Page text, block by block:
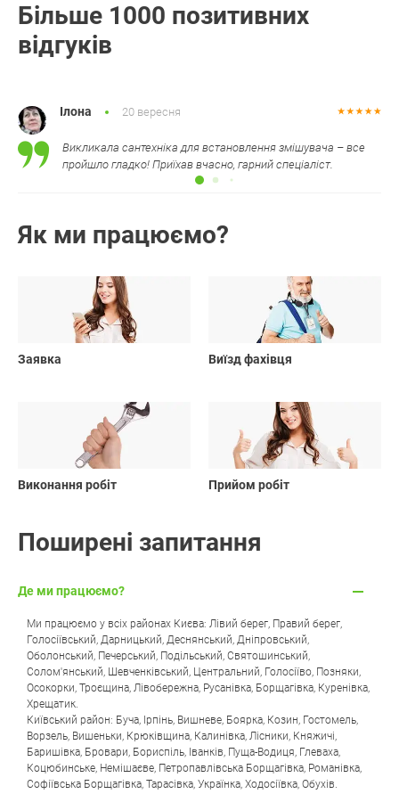
Більше 1000 позитивних
відгуків
Ілона 20 вересня
Викликала сантехніка для встановлення змішувача – все
пройшло гладко! Приїхав вчасно, гарний спеціаліст.
Як ми працюємо?
Заявка Виїзд фахівця
Виконання робіт Прийом робіт
Поширені запитання
Де ми працюємо?
Ми працюємо у всіх районах Києва: Лівий берег, Правий берег,
Голосіївський, Дарницький, Деснянський, Дніпровський,
Оболонський, Печерський, Подільський, Святошинський,
Солом'янський, Шевченківський, Центральний, Голосіїво, Позняки,
Осокорки, Троєщина, Лівобережна, Русанівка, Борщагівка, Куренівка,
Хрещатик.
Київський район: Буча, Ірпінь, Вишневе, Боярка, Козин, Гостомель,
Ворзель, Вишеньки, Крюківщина, Калинівка, Лісники, Княжичі,
Баришівка, Бровари, Бориспіль, Іванків, Пуща-Водиця, Глеваха,
Коцюбинське, Немішаєве, Петропавлівська Борщагівка, Романівка,
Софіївська Борщагівка, Тарасівка, Українка, Ходосіївка, Обухів.